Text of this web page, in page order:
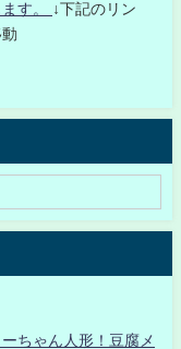
す。
↓下記のリン
ちゃん人形！豆腐メ